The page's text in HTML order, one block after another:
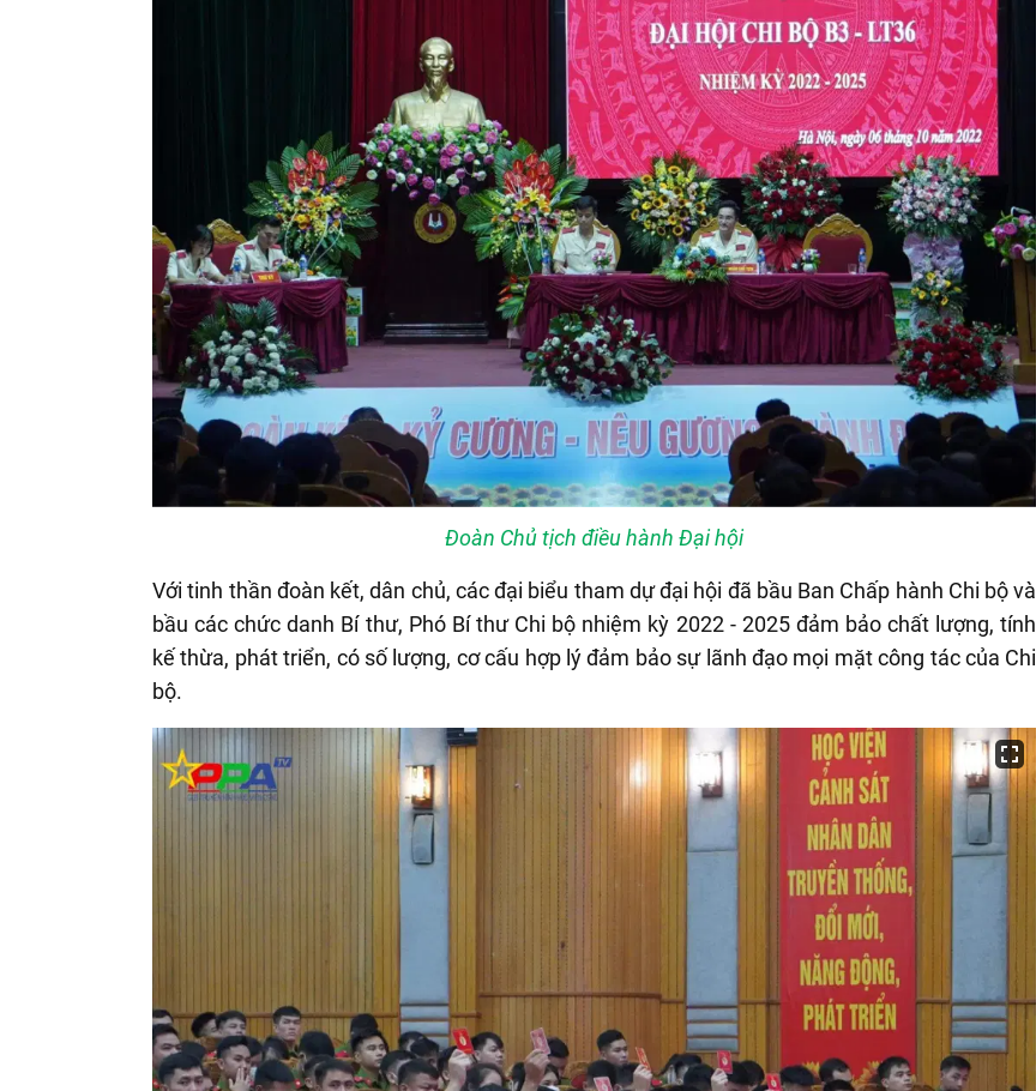
Đoàn Chủ tịch điều hành Đại hội
Với tinh thần đoàn kết, dân chủ, các đại biểu tham dự đại hội đã bầu Ban Chấp hành Chi bộ và
bầu các chức danh Bí thư, Phó Bí thư Chi bộ nhiệm kỳ 2022 - 2025 đảm bảo chất lượng, tính
kế thừa, phát triển, có số lượng, cơ cấu hợp lý đảm bảo sự lãnh đạo mọi mặt công tác của Chi
bộ.